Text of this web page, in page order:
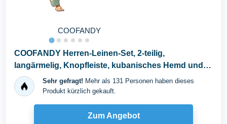
COOFANDY
COOFANDY Herren-Leinen-Set, 2-teilig,
langärmelig, Knopfleiste, kubanisches Hemd und
Hose, Set für...
Sehr gefragt! Mehr als 131 Personen haben dieses
Produkt kürzlich gekauft.
Zum Angebot